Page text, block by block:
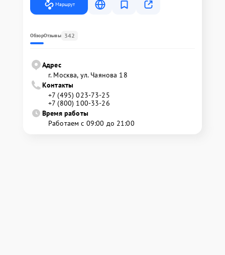
Маршрут
ОбзорОтзывы 342
Адрес
г. Москва, ул. Чаянова 18
Контакты
+7 (495) 023-73-25
+7 (800) 100-33-26
Время работы
Работаем с 09:00 до 21:00